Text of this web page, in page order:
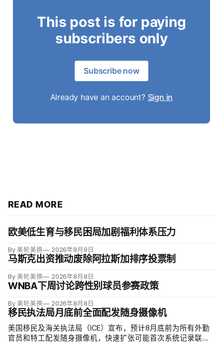
This post is for paying
subscribers only
Subscribe now
Already have an account? Sign in
READ MORE
欧美低生育与移民困局加剧福利体系压力
By 美轮美换 2026年8月9日
马斯克出资推动废除阿拉斯加排序投票制
By 美轮美换 2026年8月8日
WNBA下周讨论跨性别球员参赛政策
By 美轮美换 2026年8月8日
移民执法局月底前全面配发随身摄像机
美国移民及海关执法局（ICE）宣布，预计8月底前为所有外勤
官员和特工配发随身摄像机，快速扩张可能首次系统记录联邦